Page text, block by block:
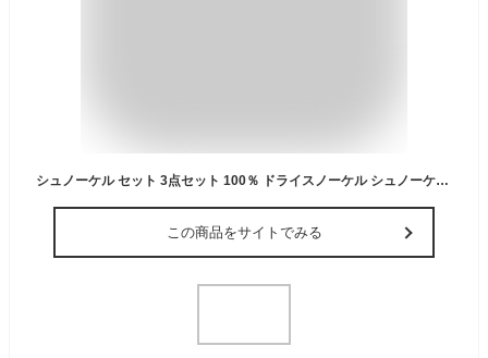
シュノーケル セット 3点セット 100％ ドライスノーケル シュノーケリングセット マスク フィン 素潜り スノーケリング HeleiWaho ヘレイワホ Kalama 3点 大人 水中メガネ ゴーグル 足ヒレ メッシュバッグ プレゼント 夏休み 海水浴
この商品をサイトでみる